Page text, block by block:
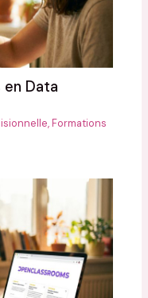
Data
,Formations